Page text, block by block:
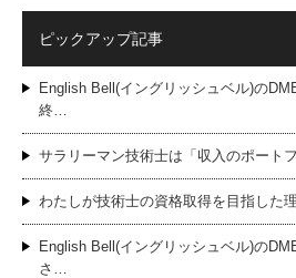
ピックアップ記事
English Bell(イングリッシュベル)の
終…
サラリーマン技術士は「収入のポート
わたしが技術士の資格取得を目指した
English Bell(イングリッシュベル)の
さ…